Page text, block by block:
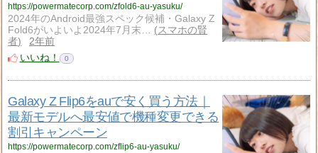
https://powermatecorp.com/zfold6-au-yasuku/
2024年のAndroid最強スペック候補・Galaxy Z
Fold6がいよいよ2024年7月末…
スマホの賢
者
2年前
いいね！
0
Galaxy Z Flip6をauで安く買う方法｜
最新モデルへ最安値で機種変更できる
割引キャンペーン
https://powermatecorp.com/zflip6-au-yasuku/